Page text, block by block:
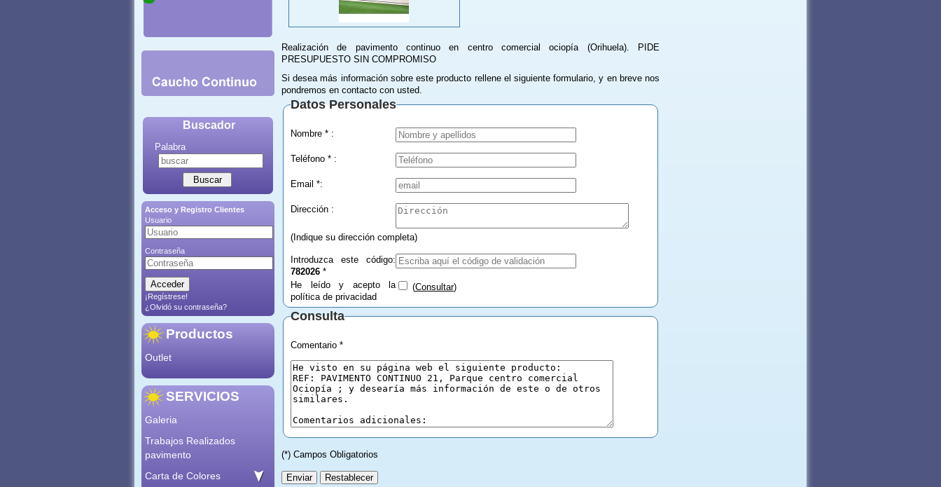
Buscador
Palabra
Acceso y Registro Clientes
Usuario
Contraseña
¡Regístrese!
¿Olvidó su contraseña?
Productos
Outlet
SERVICIOS
Galeria
Trabajos Realizados
pavimento
Carta de Colores
Realización de pavimento continuo en centro comercial ociopía (Orihuela). PIDE
PRESUPUESTO SIN COMPROMISO
Si desea más información sobre este producto rellene el siguiente formulario, y en breve nos
pondremos en contacto con usted.
Datos Personales
Nombre * :
Teléfono * :
Email *:
Dirección :
(Indique su dirección completa)
Introduzca este código:
782026 *
He leído y acepto la
política de privacidad
(Consultar)
Consulta
Comentario *
(*) Campos Obligatorios